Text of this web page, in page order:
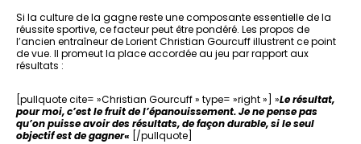
Si la culture de la gagne reste une composante essentielle de la
réussite sportive, ce facteur peut être pondéré. Les propos de
l’ancien entraîneur de Lorient Christian Gourcuff illustrent ce point
de vue. Il promeut la place accordée au jeu par rapport aux
résultats :
[pullquote cite= »Christian Gourcuff » type= »right »] »Le résultat,
pour moi, c’est le fruit de l’épanouissement. Je ne pense pas
qu’on puisse avoir des résultats, de façon durable, si le seul
objectif est de gagner« [/pullquote]